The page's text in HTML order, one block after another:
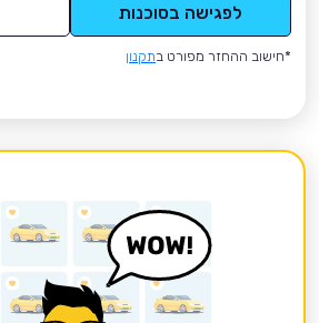
לפגישה בסוכנות
*חישוב ההחזר מפורט בתקנון